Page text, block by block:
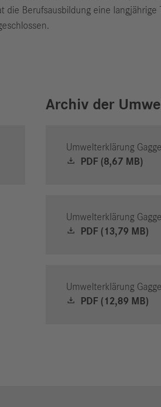
Berufsausbildung eine
Archiv der
Umwelterklärung
PDF (8,67 MB)
Umwelterklärung
PDF (13,79 MB)
Umwelterklärung
PDF (12,89 MB)